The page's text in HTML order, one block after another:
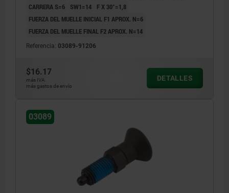
CARRERA S=6
SW1=14
F X 30°=1,8
FUERZA DEL MUELLE INICIAL F1 APROX. N=6
FUERZA DEL MUELLE FINAL F2 APROX. N=14
Referencia: 03089-91206
$16.17
más IVA.
más gastos de envío
DETALLES
03089